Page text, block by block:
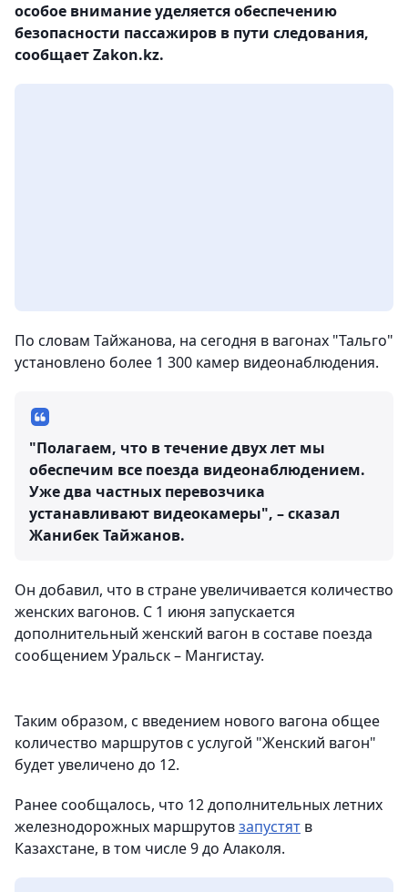
особое внимание уделяется обеспечению
безопасности пассажиров в пути следования,
сообщает Zakon.kz.
По словам Тайжанова, на сегодня в вагонах "Тальго"
установлено более 1 300 камер видеонаблюдения.
"Полагаем, что в течение двух лет мы
обеспечим все поезда видеонаблюдением.
Уже два частных перевозчика
устанавливают видеокамеры", – сказал
Жанибек Тайжанов.
Он добавил, что в стране увеличивается количество
женских вагонов. С 1 июня запускается
дополнительный женский вагон в составе поезда
сообщением Уральск – Мангистау.
Таким образом, с введением нового вагона общее
количество маршрутов с услугой "Женский вагон"
будет увеличено до 12.
Ранее сообщалось, что 12 дополнительных летних
железнодорожных маршрутовзапустят в
Казахстане, в том числе 9 до Алаколя.